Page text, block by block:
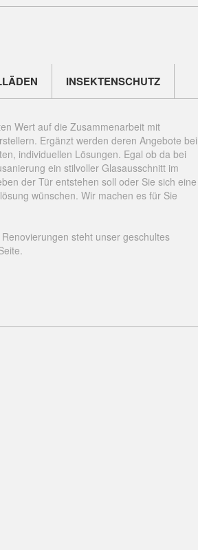
INSEKTENSCHUTZ
Wert auf die Zusammenarbeit mit
Ergänzt werden deren Angebote bei
individuellen Lösungen. Egal ob da bei
ein stilvoller Glasausschnitt im
der Tür entstehen soll oder Sie sich eine
wünschen. Wir machen es für Sie
steht unser geschultes